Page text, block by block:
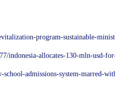
program-sustainable-
indonesia-allocates-130-mln-usd-
admissions-system-marred-